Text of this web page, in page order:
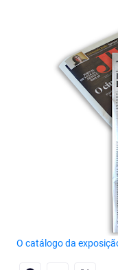
O catálogo da